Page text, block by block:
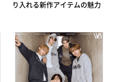
り入れる新作アイテムの魅力